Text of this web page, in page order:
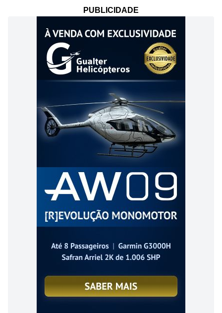
PUBLICIDADE